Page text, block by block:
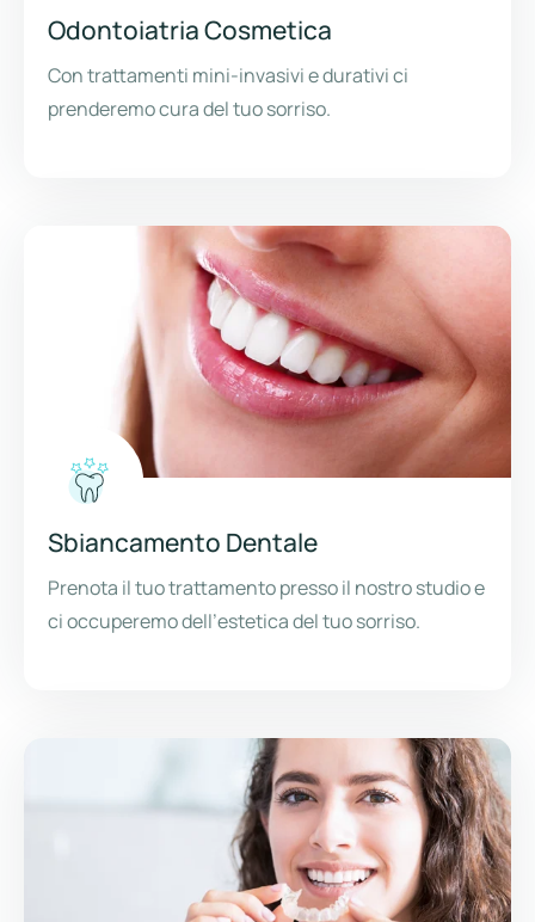
Odontoiatria Cosmetica
Con trattamenti mini-invasivi e durativi ci
prenderemo cura del tuo sorriso.
Sbiancamento Dentale
Prenota il tuo trattamento presso il nostro studio e
ci occuperemo dell’estetica del tuo sorriso.